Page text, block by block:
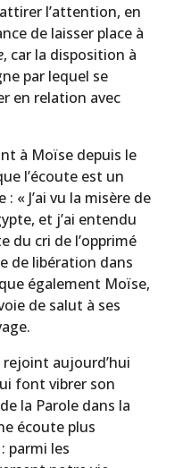
l’attention, en
de laisser place à
, car la disposition à
par lequel se
en relation avec
à Moïse depuis le
l’écoute est un
J’ai vu la misère de
et j’ai entendu
du cri de l’opprimé
de libération dans
également Moïse,
de salut à ses
aujourd’hui
font vibrer son
la Parole dans la
écoute plus
parmi les